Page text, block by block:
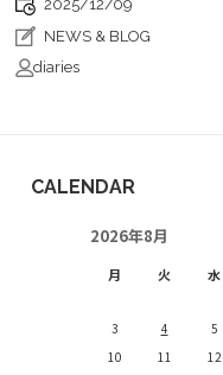
2025/12/09
NEWS & BLOG
diaries
CALENDAR
2026年8月
月 火 水
3
4 5
10
11 12